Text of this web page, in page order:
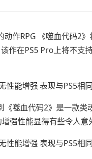
作RPG 《噬血代码2
作在PS5 Pro上将不
噬血代码2》是一款
强性能显得有些令人意